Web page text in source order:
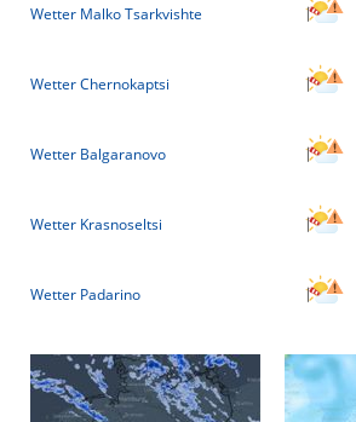
Wetter Malko Tsarkvishte
Wetter Chernokaptsi
Wetter Balgaranovo
Wetter Krasnoseltsi
Wetter Padarino